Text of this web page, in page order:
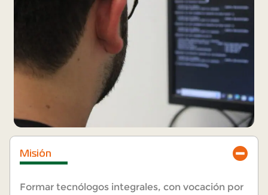
Misión
Formar tecnólogos integrales, con vocación por